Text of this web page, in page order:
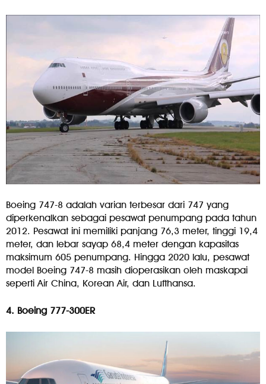
Boeing 747-8 adalah varian terbesar dari 747 yang
diperkenalkan sebagai pesawat penumpang pada tahun
2012. Pesawat ini memiliki panjang 76,3 meter, tinggi 19,4
meter, dan lebar sayap 68,4 meter dengan kapasitas
maksimum 605 penumpang. Hingga 2020 lalu, pesawat
model Boeing 747-8 masih dioperasikan oleh maskapai
seperti Air China, Korean Air, dan Lufthansa.
4. Boeing 777-300ER